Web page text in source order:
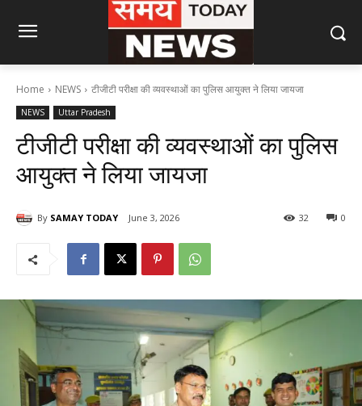
Home NEWS टीजीटी परीक्षा की व्यवस्थाओं का पुलिस आयुक्त ने लिया जायजा
NEWS Uttar Pradesh
टीजीटी परीक्षा की व्यवस्थाओं का पुलिस
आयुक्त ने लिया जायजा
By SAMAY TODAY June 3, 2026 0
32